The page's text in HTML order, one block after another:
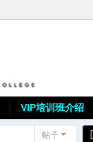
VIP培训班介绍
帖子